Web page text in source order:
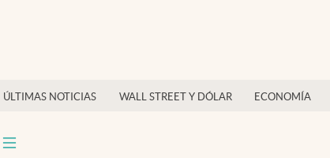
ÚLTIMAS NOTICIAS WALL STREET Y DÓLAR ECONOMÍA
Tiempo